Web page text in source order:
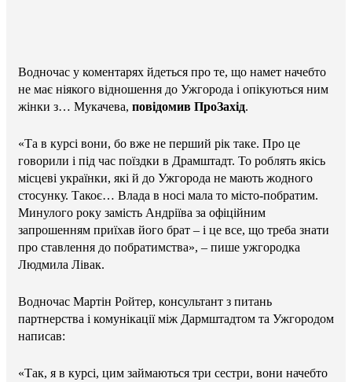
Водночас у коментарях йдеться про те, що намет начебто
не має ніякого відношення до Ужгорода і опікуються ним
жінки з… Мукачева, повідомив ПроЗахід.
«Та в курсі вони, бо вже не перший рік таке. Про це
говорили і під час поїздки в Драмштадт. То роблять якісь
місцеві українки, які й до Ужгорода не мають жодного
стосунку. Такоє… Влада в носі мала то місто-побратим.
Минулого року замість Андріїва за офіційним
запрошенням приїхав його брат – і це все, що треба знати
про ставлення до побратимства», – пише ужгородка
Людмила Лівак.
Водночас Мартін Ройтер, консультант з питань
партнерства і комунікації між Дармштадтом та Ужгородом
написав:
«Так, я в курсі, цим займаються три сестри, вони начебто